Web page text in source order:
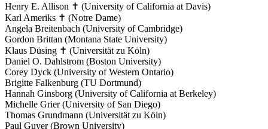
Henry E. Allison ✝ (University of California at Davis)
Karl Ameriks ✝ (Notre Dame)
Angela Breitenbach (University of Cambridge)
Gordon Brittan (Montana State University)
Klaus Düsing ✝ (Universität zu Köln)
Daniel O. Dahlstrom (Boston University)
Corey Dyck (University of Western Ontario)
Brigitte Falkenburg (TU Dortmund)
Hannah Ginsborg (University of California at Berkeley)
Michelle Grier (University of San Diego)
Thomas Grundmann (Universität zu Köln)
Paul Guyer (Brown University)